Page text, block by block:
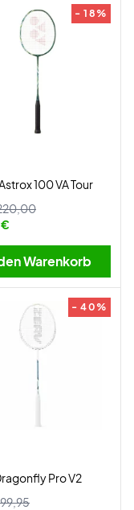
- 18%
100 VA Tour
€
Warenkorb
- 40%
Pro V2